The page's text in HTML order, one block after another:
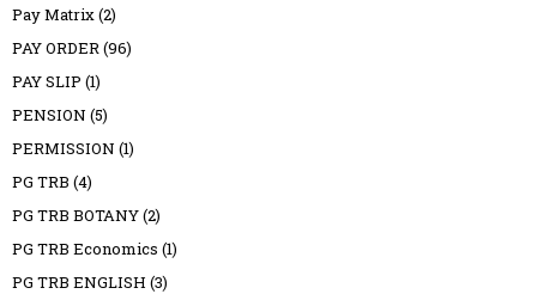
Pay Matrix(2)
PAY ORDER(96)
PAY SLIP (1)
PENSION (5)
PERMISSION (1)
PG TRB (4)
PG TRB BOTANY(2)
PG TRB Economics (1)
PG TRB ENGLISH (3)